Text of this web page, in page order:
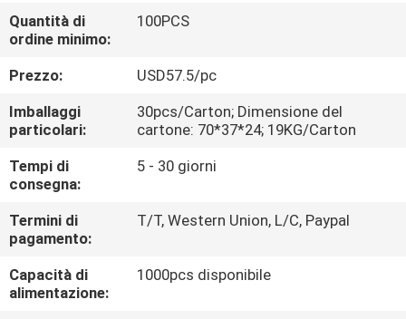
CONTROLLO
DI
QUALITÀ
CONTATTICI
NOTIZIE
CASI
Quantità di
ordine minimo:
100PCS
Prezzo:
USD57.5/pc
Imballaggi
particolari:
30pcs/Carton; Dimensione del
cartone: 70*37*24; 19KG/Carton
Tempi di
consegna:
5 - 30 giorni
Termini di
pagamento:
T/T, Western Union, L/C, Paypal
Capacità di
alimentazione:
1000pcs disponibile